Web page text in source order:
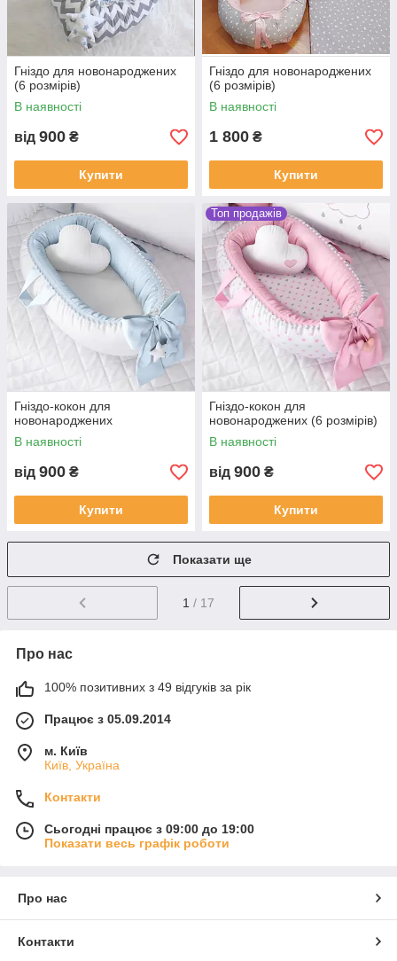
Гніздо для новонароджених
(6 розмірів)
В наявності
від 900 ₴
Купити
Гніздо для новонароджених
(6 розмірів)
В наявності
1 800 ₴
Купити
Гніздо-кокон для
новонароджених
В наявності
від 900 ₴
Купити
Топ продажів
Гніздо-кокон для
новонароджених (6 розмірів)
В наявності
від 900 ₴
Купити
Показати ще
1 / 17
Про нас
100% позитивних з 49 відгуків за рік
Працює з 05.09.2014
м. Київ
Київ, Україна
Контакти
Сьогодні працює з 09:00 до 19:00
Показати весь графік роботи
Про нас
Контакти